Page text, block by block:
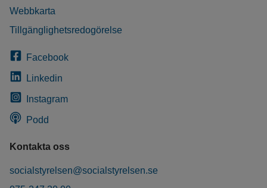
Webbkarta
Tillgänglighetsredogörelse
Facebook
Linkedin
Instagram
Podd
Kontakta oss
socialstyrelsen@socialstyrelsen.se